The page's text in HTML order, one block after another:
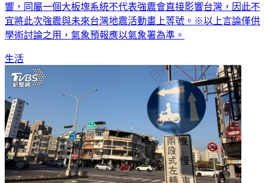
響，同屬一個大板塊系統不代表強震會直接影響台灣，因此不
宜將此次強震與未來台灣地震活動畫上等號。※以上言論僅供
學術討論之用，氣象預報應以氣象署為準。
生活